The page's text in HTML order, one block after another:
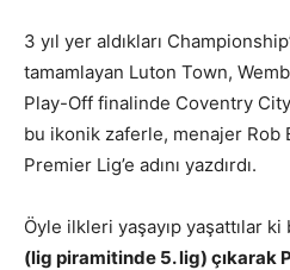
3 yıl yer aldıkları
tamamlayan Luton Town,
Play-Off finalinde Coventry
bu ikonik zaferle, menajer Rob
Premier Lig’e adını yazdırdı.
Öyle ilkleri yaşayıp yaşattılar
(lig piramitinde 5. lig) çıkarak